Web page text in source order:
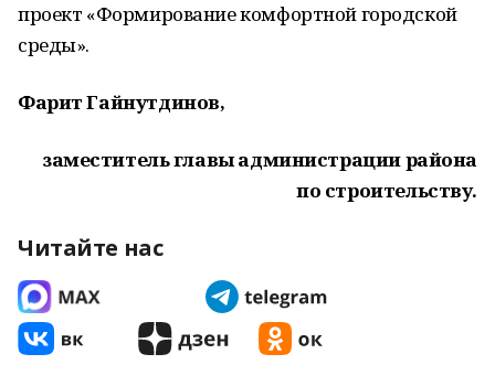
проект «Формирование комфортной городской
среды».
Фарит Гайнутдинов,
заместитель главы администрации района
по строительству.
Читайте нас